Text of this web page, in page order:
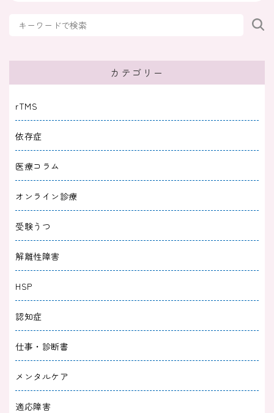
2025/10/30
やサイン・すぐできる対処法
2025/10/30
うつ病が治らないのは性格のせい？考えられる
理由や付き合い方も解説
2025/10/29 うつ病
うつ病は一生働けない？働きたいのに働けない
2025/10/29
うつで生きる目標がないときの対処法５選｜試
しやすい目標の具体例も
2025/10/27
うつ病で思考力が戻らないあなたへ｜こころが
2025/09/30
カテゴリー
rTMS
依存症
医療コラム
オンライン診療
受験うつ
解離性障害
HSP
認知症
仕事・診断書
メンタルケア
適応障害